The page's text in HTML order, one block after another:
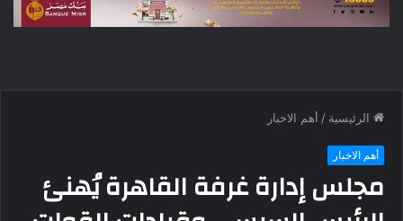
الرئيسية / أهم الاخبار
أهم الاخبار
مجلس إدارة غرفة القاهرة يُهنئ